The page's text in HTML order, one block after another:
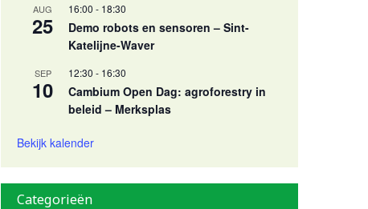
AUG
25
16:00 - 18:30
Demo robots en sensoren – Sint-
Katelijne-Waver
SEP
10
12:30 - 16:30
Cambium Open Dag: agroforestry in
beleid – Merksplas
Bekijk kalender
Categorieën